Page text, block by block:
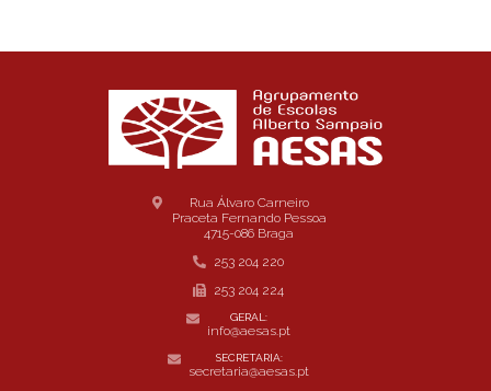
Rua Álvaro Carneiro
Praceta Fernando Pessoa
4715-086 Braga
253 204 220
253 204 224
GERAL:
info@aesas.pt
SECRETARIA:
secretaria@aesas.pt